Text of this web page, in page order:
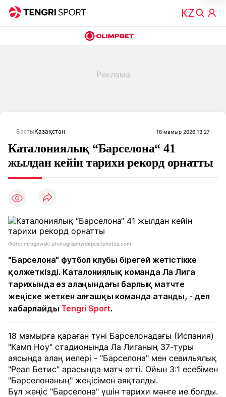
БастыҚазақстан 18 мамыр 2026 13:27
Каталониялық “Барселона“ 41
жылдан кейін тарихи рекорд орнатты
Фото: mrogowski_photography/depositphotos.com
"Барселона" футбол клубы бірегей жетістікке
қолжеткізді. Каталониялық команда Ла Лига
тарихында өз алаңындағы барлық матчте
жеңіске жеткен алғашқы команда атанды, - деп
хабарлайды Tengri Sport.
18 мамырға қараған түні Барселонадағы (Испания)
"Камп Ноу" стадионында Ла Лиганың 37-туры
аясында алаң иелері - "Барселона" мен севильялық
"Реал Бетис" арасында матч өтті. Ойын 3:1 есебімен
"Барселонаның" жеңісімен аяқталды.
Бұл жеңіс "Барселона" үшін тарихи мәнге ие болды.